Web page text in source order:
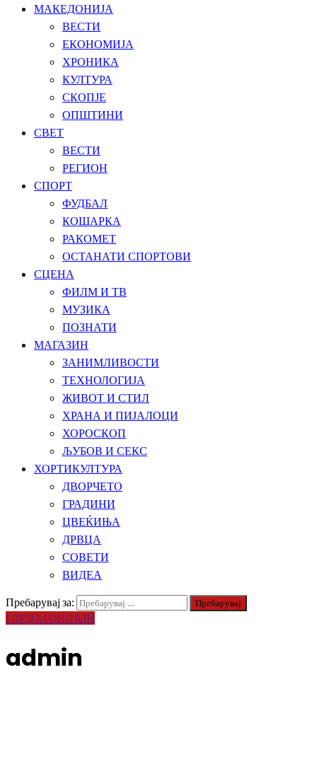
МАКЕДОНИЈА
ВЕСТИ
ЕКОНОМИЈА
ХРОНИКА
КУЛТУРА
СКОПЈЕ
ОПШТИНИ
СВЕТ
ВЕСТИ
РЕГИОН
СПОРТ
ФУДБАЛ
КОШАРКА
РАКОМЕТ
ОСТАНАТИ СПОРТОВИ
СЦЕНА
ФИЛМ И ТВ
МУЗИКА
ПОЗНАТИ
МАГАЗИН
ЗАНИМЛИВОСТИ
ТЕХНОЛОГИЈА
ЖИВОТ И СТИЛ
ХРАНА И ПИЈАЛОЦИ
ХОРОСКОП
ЉУБОВ И СЕКС
ХОРТИКУЛТУРА
ДВОРЧЕТО
ГРАДИНИ
ЦВЕЌИЊА
ДРВЦА
СОВЕТИ
ВИДЕА
Пребарувај за:
ГЛЕДАЈ ОНЛАЈН
admin